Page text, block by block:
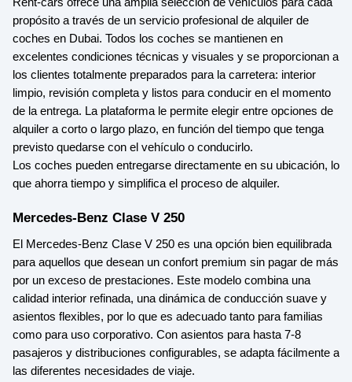
propósito a través de un servicio profesional de alquiler de
coches en Dubai. Todos los coches se mantienen en
excelentes condiciones técnicas y visuales y se proporcionan a
los clientes totalmente preparados para la carretera: interior
limpio, revisión completa y listos para conducir en el momento
de la entrega. La plataforma le permite elegir entre opciones de
alquiler a corto o largo plazo, en función del tiempo que tenga
previsto quedarse con el vehículo o conducirlo.
Los coches pueden entregarse directamente en su ubicación, lo
que ahorra tiempo y simplifica el proceso de alquiler.
Mercedes-Benz Clase V 250
El Mercedes-Benz Clase V 250 es una opción bien equilibrada
para aquellos que desean un confort premium sin pagar de más
por un exceso de prestaciones. Este modelo combina una
calidad interior refinada, una dinámica de conducción suave y
asientos flexibles, por lo que es adecuado tanto para familias
como para uso corporativo. Con asientos para hasta 7-8
pasajeros y distribuciones configurables, se adapta fácilmente a
las diferentes necesidades de viaje.